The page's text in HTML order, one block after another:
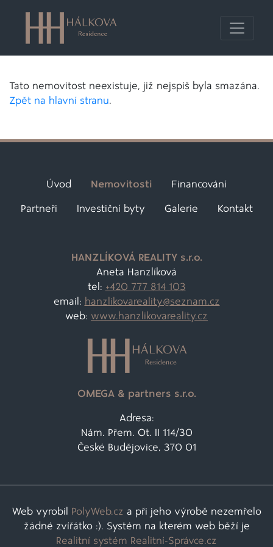
Tato nemovitost neexistuje, již nejspíš byla smazána.
Zpět na hlavní stranu.
Úvod Nemovitosti Financování
Partneři Investiční byty Galerie Kontakt
HANZLÍKOVÁ REALITY s.r.o.
Aneta Hanzlíková
tel: +420 777 814 103
email: hanzlikovareality@seznam.cz
web: www.hanzlikovareality.cz
OMEGA & partners s.r.o.
Adresa:
Nám. Přem. Ot. II 114/30
České Budějovice, 370 01
Web vyrobil PolyWeb.cz a při jeho výrobě nezemřelo
žádné zvířátko :). Systém na kterém web běží je
Realitní systém Realitní-Správce.cz